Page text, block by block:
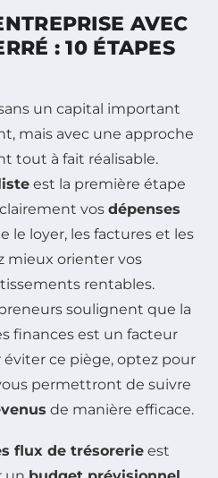
AVEC
: 10 ÉTAPES
un capital important
mais avec une approche
tout à fait réalisable.
est la première étape
vos dépenses
le loyer, les factures et les
mieux orienter vos
rentables.
soulignent que la
finances est un facteur
éviter ce piège, optez pour
permettront de suivre
de manière efficace.
flux de trésorerie est